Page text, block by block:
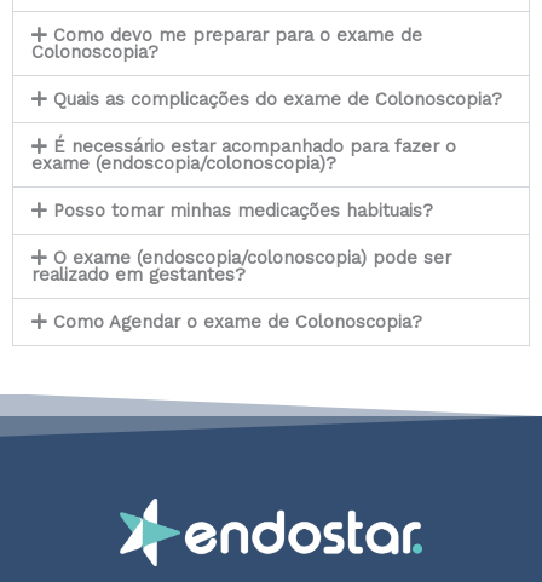
Como devo me preparar para o exame de
Colonoscopia?
Quais as complicações do exame de Colonoscopia?
É necessário estar acompanhado para fazer o
exame (endoscopia/colonoscopia)?
Posso tomar minhas medicações habituais?
O exame (endoscopia/colonoscopia) pode ser
realizado em gestantes?
Como Agendar o exame de Colonoscopia?